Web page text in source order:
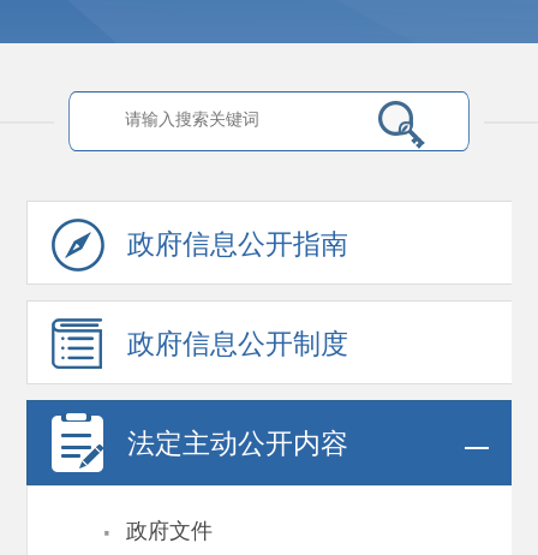
政府信息公开指南
政府信息公开制度
法定主动公开内容
· 政府文件